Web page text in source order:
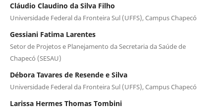
Cláudio Claudino da Silva Filho
Universidade Federal da Fronteira Sul (UFFS), Campus Chapecó
Gessiani Fatima Larentes
Setor de Projetos e Planejamento da Secretaria da Saúde de
Chapecó (SESAU)
Débora Tavares de Resende e Silva
Universidade Federal da Fronteira Sul (UFFS), Campus Chapecó
Larissa Hermes Thomas Tombini